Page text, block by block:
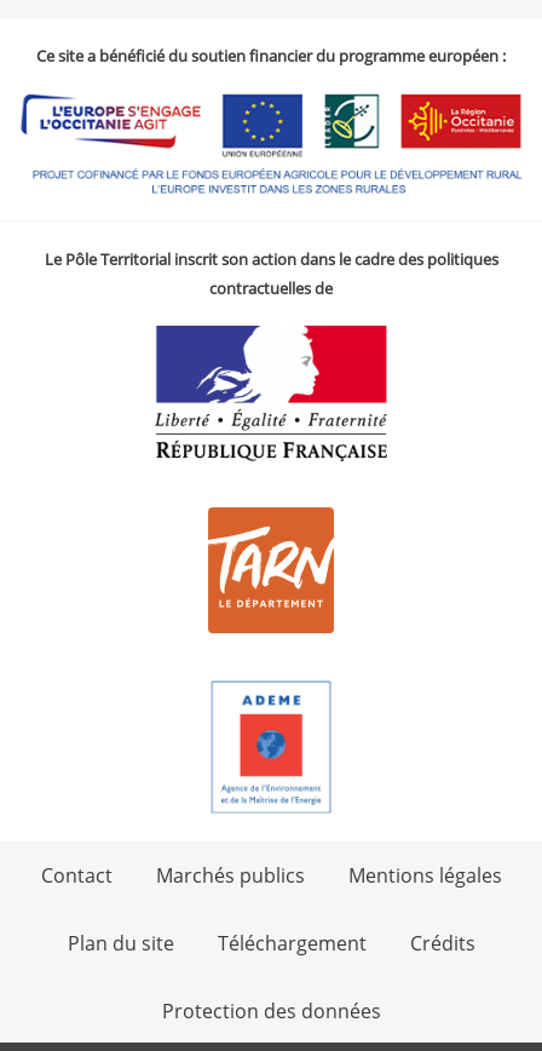
Ce site a bénéficié du soutien financier du programme européen :
Le Pôle Territorial inscrit son action dans le cadre des politiques
contractuelles de
Contact Marchés publics Mentions légales
Plan du site Téléchargement Crédits
Protection des données